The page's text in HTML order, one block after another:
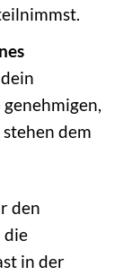
dem
den
die
in der